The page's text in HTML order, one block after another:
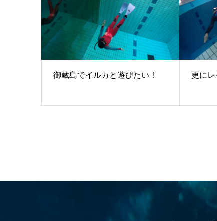
御蔵島でイルカと遊びたい！ 更に